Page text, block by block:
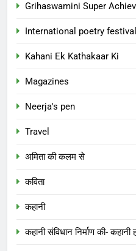
Grihaswamini Super
International poetry festival
Kahani Ek Kathakaar Ki
Magazines
Neerja's pen
Travel
अमिता की कलम से
कविता
कहानी
कहानी संविधान निर्माण की- कहानी